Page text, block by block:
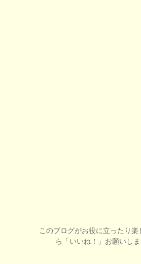
このブログがお役に立ったり楽
ら「いいね！」お願いし